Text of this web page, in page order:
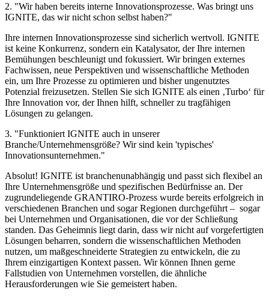
2. "Wir haben bereits interne Innovationsprozesse. Was bringt uns
IGNITE, das wir nicht schon selbst haben?"
Ihre internen Innovationsprozesse sind sicherlich wertvoll. IGNITE
ist keine Konkurrenz, sondern ein Katalysator, der Ihre internen
Bemühungen beschleunigt und fokussiert. Wir bringen externes
Fachwissen, neue Perspektiven und wissenschaftliche Methoden
ein, um Ihre Prozesse zu optimieren und bisher ungenutztes
Potenzial freizusetzen. Stellen Sie sich IGNITE als einen ‚Turbo‘ für
Ihre Innovation vor, der Ihnen hilft, schneller zu tragfähigen
Lösungen zu gelangen.
3. "Funktioniert IGNITE auch in unserer
Branche/Unternehmensgröße? Wir sind kein 'typisches'
Innovationsunternehmen."
Absolut! IGNITE ist branchenunabhängig und passt sich flexibel an
Ihre Unternehmensgröße und spezifischen Bedürfnisse an. Der
zugrundeliegende GRANTIRO-Prozess wurde bereits erfolgreich in
verschiedenen Branchen und sogar Regionen durchgeführt – sogar
bei Unternehmen und Organisationen, die vor der Schließung
standen. Das Geheimnis liegt darin, dass wir nicht auf vorgefertigten
Lösungen beharren, sondern die wissenschaftlichen Methoden
nutzen, um maßgeschneiderte Strategien zu entwickeln, die zu
Ihrem einzigartigen Kontext passen. Wir können Ihnen gerne
Fallstudien von Unternehmen vorstellen, die ähnliche
Herausforderungen wie Sie gemeistert haben.